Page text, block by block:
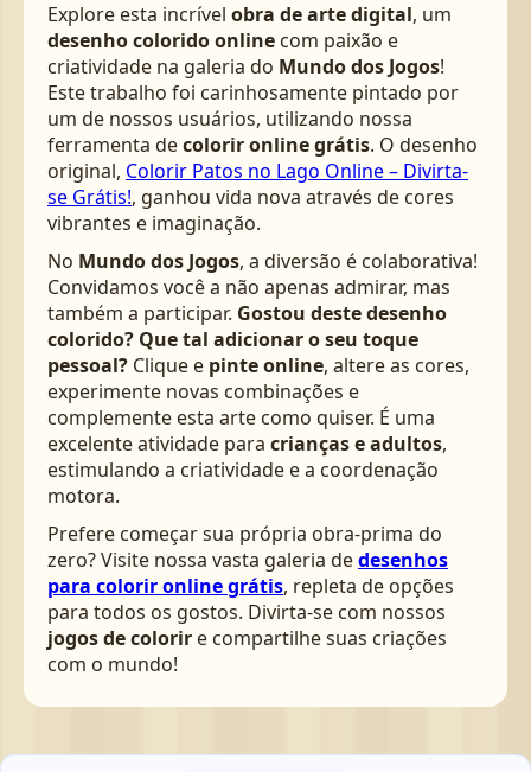
Explore esta incrível obra de arte digital, um
desenho colorido online com paixão e
criatividade na galeria do Mundo dos Jogos!
Este trabalho foi carinhosamente pintado por
um de nossos usuários, utilizando nossa
ferramenta decolorir online grátis. O desenho
original, Colorir Patos no Lago Online – Divirta-
se Grátis!, ganhou vida nova através de cores
vibrantes e imaginação.
No Mundo dos Jogos, a diversão é colaborativa!
Convidamos você a não apenas admirar, mas
também a participar. Gostou deste desenho
colorido? Que tal adicionar o seu toque
pessoal? Clique e pinte online, altere as cores,
experimente novas combinações e
complemente esta arte como quiser. É uma
excelente atividade para crianças e adultos,
estimulando a criatividade e a coordenação
motora.
Prefere começar sua própria obra-prima do
zero? Visite nossa vasta galeria dedesenhos
para colorir online grátis, repleta de opções
para todos os gostos. Divirta-se com nossos
jogos de colorir e compartilhe suas criações
com o mundo!